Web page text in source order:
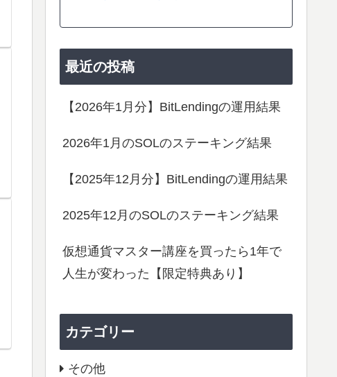
最近の投稿
【2026年1月分】BitLendingの運用結果
2026年1月のSOLのステーキング結果
【2025年12月分】BitLendingの運用結果
2025年12月のSOLのステーキング結果
仮想通貨マスター講座を買ったら1年で
人生が変わった【限定特典あり】
カテゴリー
その他